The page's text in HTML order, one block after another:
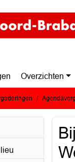
Overzichten